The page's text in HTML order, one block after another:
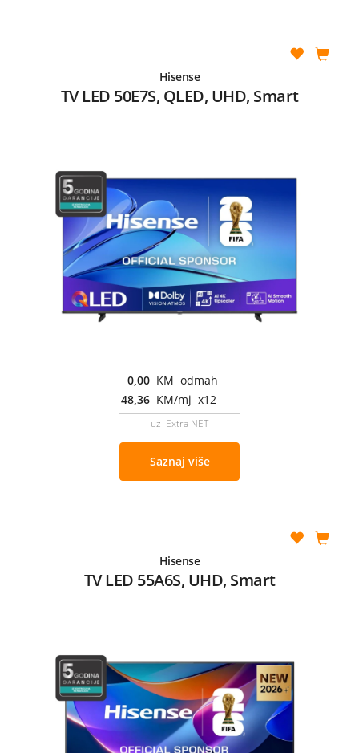
Hisense
TV LED 50E7S, QLED, UHD, Smart
0,00 KM odmah
48,36 KM/mj x12
uz Extra NET
Saznaj više
Hisense
TV LED 55A6S, UHD, Smart